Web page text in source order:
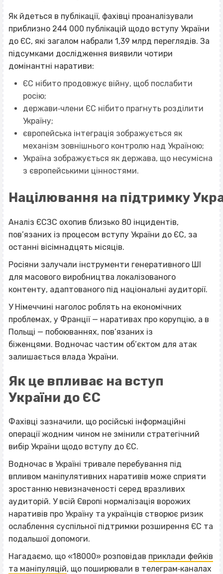
Як йдеться в публікації, фахівці проаналізували
приблизно 244 000 публікацій щодо вступу України
до ЄС, які загалом набрали 1,39 млрд переглядів. За
підсумками дослідження виявили чотири
домінантні наративи:
ЄС нібито продовжує війну, щоб послабити
росію;
держави‐члени ЄС нібито прагнуть розділити
Україну;
європейська інтеграція зображується як
механізм зовнішнього контролю над Україною;
Україна зображується як держава, що несумісна
з європейськими цінностями.
Націлювання на підтримку
Аналіз ЄСЗС охопив близько 80 інцидентів,
пов’язаних із процесом вступу України до ЄС, за
останні вісімнадцять місяців.
Росіяни залучали інструменти генеративного ШІ
для масового виробництва локалізованого
контенту, адаптованого під національні аудиторії.
У Німеччині наголос роблять на економічних
проблемах, у Франції — наративах про корупцію, а в
Польщі — побоюваннях, пов’язаних із
біженцями. Водночас частим об’єктом для атак
залишається влада України.
Як це впливає на вступ
України до ЄС
Фахівці зазначили, що російські інформаційні
операції жодним чином не змінили стратегічний
вибір України щодо вступу до ЄС.
Водночас в Україні тривале перебування під
впливом маніпулятивних наративів може сприяти
зростанню невизначеності серед вразливих
аудиторій. У всій Європі нормалізація ворожих
наративів про Україну та українців створює ризик
ослаблення суспільної підтримки розширення ЄС та
подальшої допомоги.
Нагадаємо, що «18000» розповідав приклади фейків
та маніпуляцій, що поширювали в телеграм‐каналах